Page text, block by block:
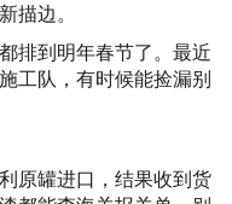
描边。
排到明年春节了。最近
工队，有时候能捡漏别
原罐进口，结果收到货